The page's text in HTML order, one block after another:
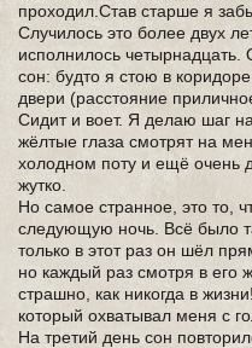
проходил.Став старше я
Случилось это более двух
исполнилось
сон: будто я стою в
двери (расстояние
Сидит и воет. Я делаю шаг
жёлтые глаза смотрят на
холодном поту и ещё очень
жутко.
Но самое странное, это то,
следующую ночь. Всё было
только в этот раз он шёл
но каждый раз смотря в его
страшно, как никогда в
который охватывал меня с
На третий день сон